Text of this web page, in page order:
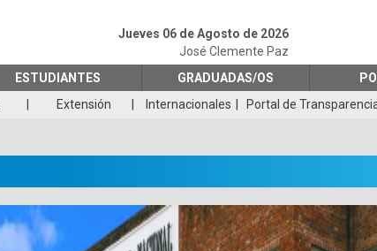
Jueves 06 de Agosto de 2026
José Clemente Paz
ESTUDIANTES GRADUADAS/OS
Extensión Internacionales Portal de